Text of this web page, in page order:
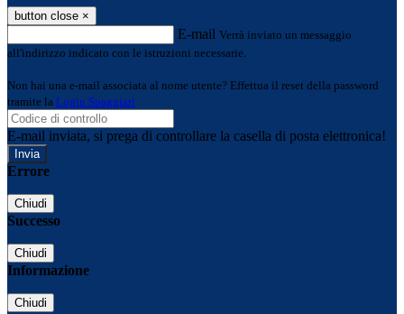
button close ×
E-mail Verrà inviato un messaggio
all'indirizzo indicato con le istruzioni necessarie.
Non hai una e-mail associata al nome utente? Effettua il reset della password
tramite la Login Spaggiari
E-mail inviata, si prega di controllare la casella di posta elettronica!
Errore
Chiudi
Successo
Chiudi
Informazione
Chiudi